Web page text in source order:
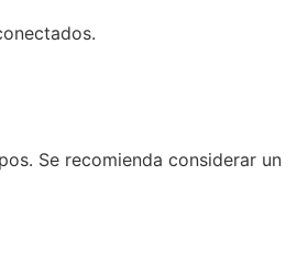
Se recomienda considerar un